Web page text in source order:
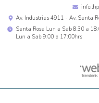
Av. Industrias 4911 - Av. Santa
Santa Rosa Lun a Sab 8:30 a
Lun a Sab 9:00 a 17:00hrs